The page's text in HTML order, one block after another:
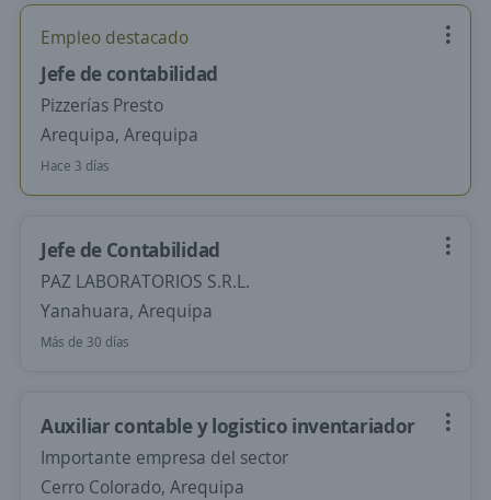
Empleo destacado
Jefe de contabilidad
Pizzerías Presto
Arequipa, Arequipa
Hace 3 días
Jefe de Contabilidad
PAZ LABORATORIOS S.R.L.
Yanahuara, Arequipa
Más de 30 días
Auxiliar contable y logistico inventariador
Importante empresa del sector
Cerro Colorado, Arequipa